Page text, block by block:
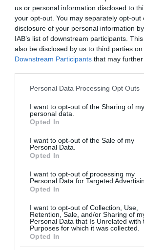
us or personal information disclosed to
your opt-out. You may separately opt-out
disclosure of your personal information
IAB’s list of downstream participants.
also be disclosed by us to third parties on
Downstream Participants that may
Please note that this website/app uses
not limited to your visit or usage
grant or deny consent to Google and its
use your data for below specified
consent section.
Personal Data Processing Opt Outs
I want to opt-out of the Sharing of my
personal data.
Opted In
I want to opt-out of the Sale of my
Personal Data.
Opted In
I want to opt-out of processing my
Personal Data for Targeted
Opted In
I want to opt-out of Collection, Use,
Retention, Sale, and/or Sharing of
Personal Data that Is Unrelated with
Purposes for which it was collected.
Opted In
πλαίσιο των στοχευμένων δράσεων
22:30 | 09 Αυγούστου 2026 Ελλάδα
Πάρος: Ελεύθερος ο
του beach bar για
του τετράχρονου
Ελεύθερος μέχρι την ολοκλήρωση